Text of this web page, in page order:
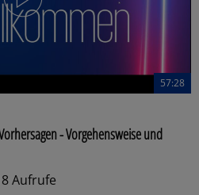
57:28
- Vorgehensweise und
Aufrufe